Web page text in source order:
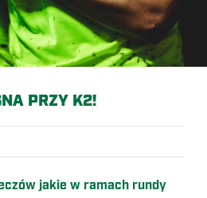
PRZY K2!
jakie w ramach rundy